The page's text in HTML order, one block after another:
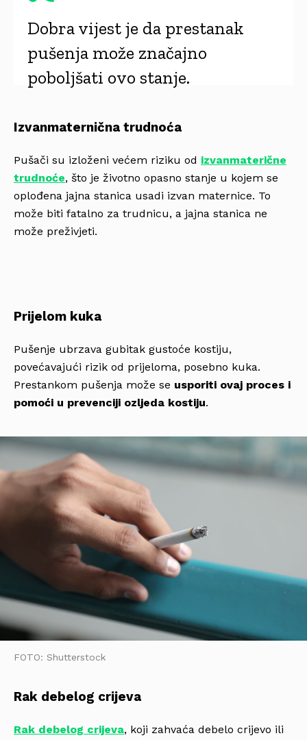
Dobra vijest je da prestanak
pušenja može značajno
poboljšati ovo stanje.
Izvanmaternična trudnoća
Pušači su izloženi većem riziku od izvanmaterične
trudnoće, što je životno opasno stanje u kojem se
oplođena jajna stanica usadi izvan maternice. To
može biti fatalno za trudnicu, a jajna stanica ne
može preživjeti.
Prijelom kuka
Pušenje ubrzava gubitak gustoće kostiju,
povećavajući rizik od prijeloma, posebno kuka.
Prestankom pušenja može se usporiti ovaj proces i
pomoći u prevenciji ozljeda kostiju.
FOTO: Shutterstock
Rak debelog crijeva
Rak debelog crijeva, koji zahvaća debelo crijevo ili